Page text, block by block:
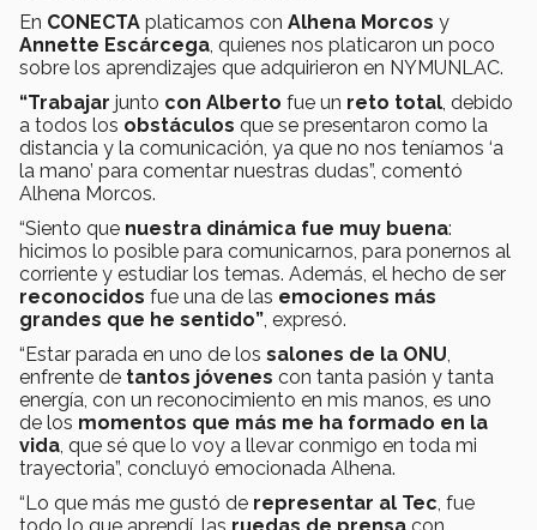
En CONECTA platicamos con Alhena Morcos y
Annette Escárcega , quienes nos platicaron un poco
sobre los aprendizajes que adquirieron en NYMUNLAC.
“Trabajar junto con Alberto fue un reto total , debido
a todos los obstáculos que se presentaron como la
distancia y la comunicación, ya que no nos teníamos ‘a
la mano’ para comentar nuestras dudas”, comentó
Alhena Morcos.
“Siento que nuestra dinámica fue muy buena:
hicimos lo posible para comunicarnos, para ponernos al
corriente y estudiar los temas. Además, el hecho de ser
reconocidos fue una de las emociones más
grandes que he sentido” , expresó.
“Estar parada en uno de los salones de la ONU
enfrente de tantos jóvenes con tanta pasión y tanta
energía, con un reconocimiento en mis manos, es uno
de los momentos que más me ha formado en la
vida , que sé que lo voy a llevar conmigo en toda mi
trayectoria”, concluyó emocionada Alhena.
“Lo que más me gustó de representar al Tec , fue